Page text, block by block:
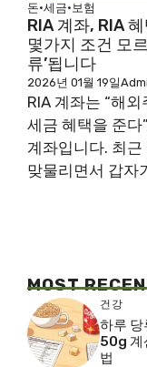
돈·세금·보험
RIA 계좌, RIA
몇가지 조건 모
류’됩니다
2026년 01월 19일
RIA 계좌는 “해
세금 혜택을 준다
계좌입니다. 최
맞물리면서 갑자
MOST
건강
하루 당
50g 계
법